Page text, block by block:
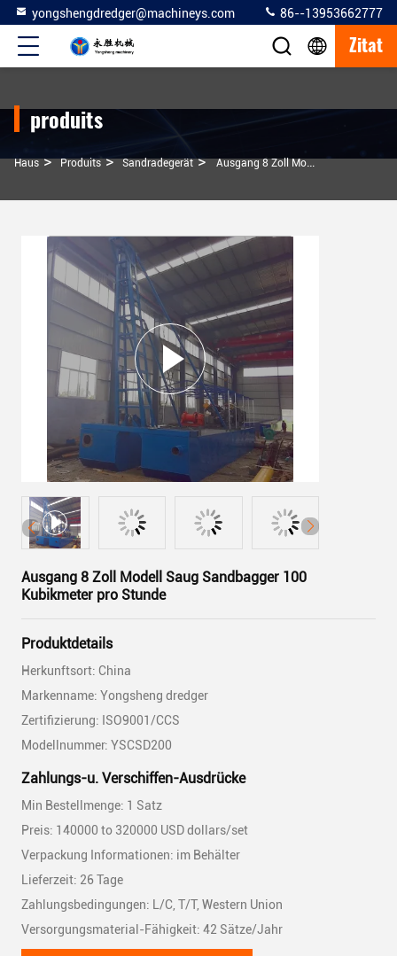
yongshengdredger@machineys.com 86--13953662777
Zitat
produits
Haus > Produits > Sandradegerät > Ausgang 8 Zoll Modell Saug Sandbagger 100 Kubikmeter Pro Stunde
Ausgang 8 Zoll Modell Saug Sandbagger 100
Kubikmeter pro Stunde
Produktdetails
Herkunftsort: China
Markenname: Yongsheng dredger
Zertifizierung: ISO9001/CCS
Modellnummer: YSCSD200
Zahlungs-u. Verschiffen-Ausdrücke
Min Bestellmenge: 1 Satz
Preis: 140000 to 320000 USD dollars/set
Verpackung Informationen: im Behälter
Lieferzeit: 26 Tage
Zahlungsbedingungen: L/C, T/T, Western Union
Versorgungsmaterial-Fähigkeit: 42 Sätze/Jahr